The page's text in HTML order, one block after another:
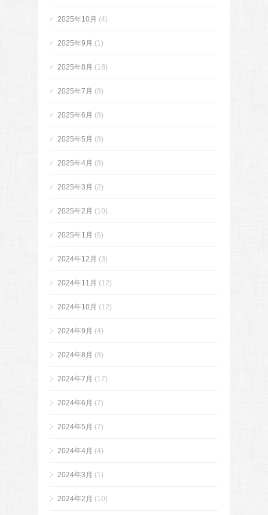
2025年10月 (4)
2025年9月 (1)
2025年8月 (18)
2025年7月 (8)
2025年6月 (8)
2025年5月 (8)
2025年4月 (8)
2025年3月 (2)
2025年2月 (10)
2025年1月 (6)
2024年12月 (3)
2024年11月 (12)
2024年10月 (12)
2024年9月 (4)
2024年8月 (8)
2024年7月 (17)
2024年6月 (7)
2024年5月 (7)
2024年4月 (4)
2024年3月 (1)
2024年2月 (10)